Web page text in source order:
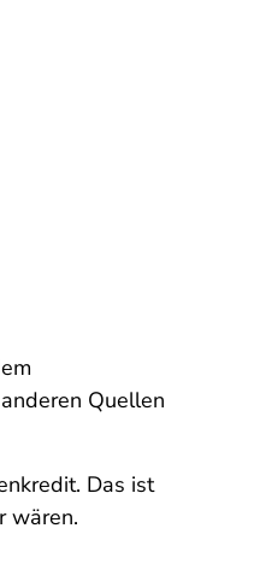
Quellen
Das ist
wären.